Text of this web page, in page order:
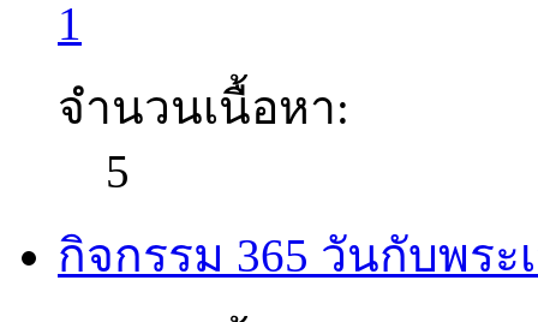
1
จำนวนเนื้อหา:
5
กิจกรรม 365 วันกับพระ